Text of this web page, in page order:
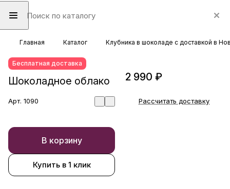
Главная Каталог Клубника в шоколаде с доставкой в
Бесплатная доставка
Шоколадное облако
Арт. 1090
В корзину
Купить в 1 клик
2 990 ₽
Рассчитать доставку